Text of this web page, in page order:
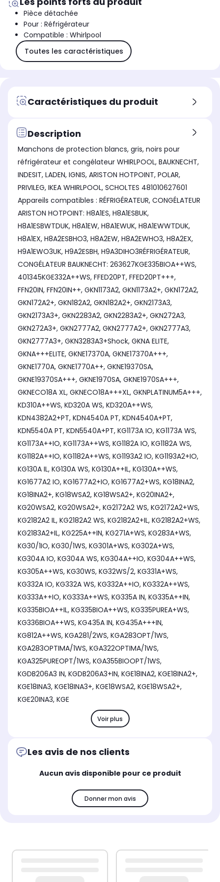
Pièce détachée
Pour : Réfrigérateur
Compatible : Whirlpool
Toutes les caractéristiques
Caractéristiques du produit
Description
Manchons de protection blancs, gris, noirs pour
réfrigérateur et congélateur WHIRLPOOL, BAUKNECHT,
INDESIT, LADEN, IGNIS, ARISTON HOTPOINT, POLAR,
PRIVILEG, IKEA WHIRLPOOL, SCHOLTES 481010627601
Appareils compatibles : RÉFRIGÉRATEUR, CONGÉLATEUR
ARISTON HOTPOINT: H8A1ES, H8A1ESBUK,
H8A1ESBWTDUK, H8A1EW, H8A1EWUK, H8A1EWWTDUK,
H8A1EX, H8A2ESBHO3, H8A2EW, H8A2EWHO3, H8A2EX,
H9A1EWO3UK, H9A2ESBH, H9A3DIHO3RÉFRIGÉRATEUR,
CONGÉLATEUR BAUKNECHT: 263627KGE335BIOA++WS,
401345KGE332A++WS, FFED20PT, FFED20PT+++,
FFN20IN, FFN20IN++, GKN1173A2, GKN1173A2+, GKN172A2,
GKN172A2+, GKN182A2, GKN182A2+, GKN2173A3,
GKN2173A3+, GKN2283A2, GKN2283A2+, GKN272A3,
GKN272A3+, GKN2777A2, GKN2777A2+, GKN2777A3,
GKN2777A3+, GKN3283A3+Shock, GKNA ELITE,
GKNA+++ELITE, GKNE17370A, GKNE17370A+++,
GKNE1770A, GKNE1770A++, GKNE19370SA,
GKNE19370SA+++, GKNE1970SA, GKNE1970SA+++,
GKNECO18A XL, GKNECO18A+++XL, GKNPLATINUM5A+++,
KD310A++WS, KD320A WS, KD320A++WS,
KDN4382A2+PT, KDN4540A PT, KDN4540A+PT,
KDN5540A PT, KDN5540A+PT, KG1173A IO, KG1173A WS,
KG1173A++IO, KG1173A++WS, KG1182A IO, KG1182A WS,
KG1182A++IO, KG1182A++WS, KG1193A2 IO, KG1193A2+IO,
KG130A IL, KG130A WS, KG130A++IL, KG130A++WS,
KG1677A2 IO, KG1677A2+IO, KG1677A2+WS, KG18INA2,
KG18INA2+, KG18WSA2, KG18WSA2+, KG20INA2+,
KG20WSA2, KG20WSA2+, KG2172A2 WS, KG2172A2+WS,
KG2182A2 IL, KG2182A2 WS, KG2182A2+IL, KG2182A2+WS,
KG2183A2+IL, KG225A++IN, KG271A+WS, KG283A+WS,
KG30/1IO, KG30/1WS, KG301A+WS, KG302A+WS,
KG304A IO, KG304A WS, KG304A++IO, KG304A++WS,
KG305A++WS, KG30WS, KG32WS/2, KG331A+WS,
KG332A IO, KG332A WS, KG332A++IO, KG332A++WS,
KG333A++IO, KG333A++WS, KG335A IN, KG335A++IN,
KG335BIOA++IL, KG335BIOA++WS, KG335PUREA+WS,
KG336BIOA++WS, KG435A IN, KG435A+++IN,
KG812A++WS, KGA281/2WS, KGA283OPT/1WS,
KGA283OPTIMA/1WS, KGA322OPTIMA/1WS,
KGA325PUREOPT/1WS, KGA355BIOOPT/1WS,
KGDB206A3 IN, KGDB206A3+IN, KGE18INA2, KGE18INA2+,
KGE18INA3, KGE18INA3+, KGE18WSA2, KGE18WSA2+,
KGE20INA3, KGE
Voir plus
Les avis de nos clients
Aucun avis disponible pour ce produit
Donner mon avis